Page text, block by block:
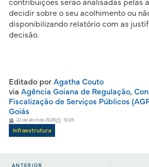
contribuições serão analisadas pelas
decidir sobre o seu acolhimento ou
disponibilizando relatório com as
decisão.
Editado porAgatha Couto
via Agência Goiana de Regulação,
Fiscalização de Serviços Públicos
Goiás
22 de abril de 2026 10:25
Infraestrutura
ANTERIOR